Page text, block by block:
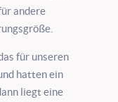
andere
für unseren
hatten ein
liegt eine